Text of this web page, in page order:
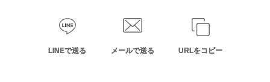
LINEで送る メールで送る URLをコピー